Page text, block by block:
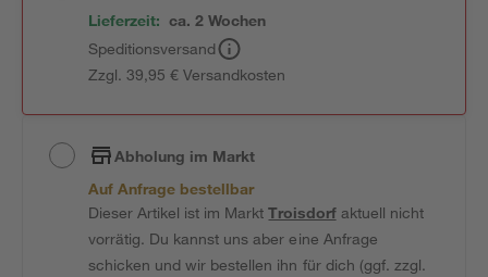
Lieferzeit: ca. 2 Wochen
Speditionsversand
Zzgl. 39,95 € Versandkosten
Abholung im Markt
Auf Anfrage bestellbar
Dieser Artikel ist im MarktTroisdorfaktuell nicht
vorrätig. Du kannst uns aber eine Anfrage
schicken und wir bestellen ihn für dich (ggf. zzgl.